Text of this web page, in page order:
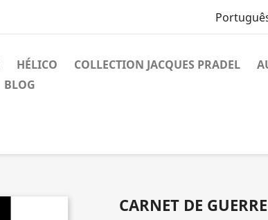
HÉLICO COLLECTION JACQUES PRADEL
BLOG
CARNET DE